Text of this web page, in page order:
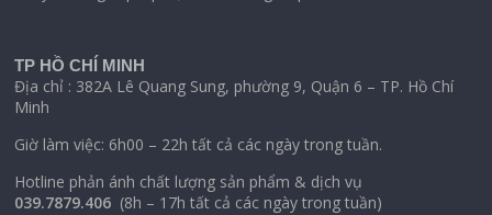
TP HỒ CHÍ MINH
Địa chỉ : 382A Lê Quang Sung, phường 9, Quận 6 – TP. Hồ Chí
Minh
Giờ làm việc: 6h00 – 22h tất cả các ngày trong tuần.
Hotline phản ánh chất lượng sản phẩm & dịch vụ
039.7879.406 (8h – 17h tất cả các ngày trong tuần)